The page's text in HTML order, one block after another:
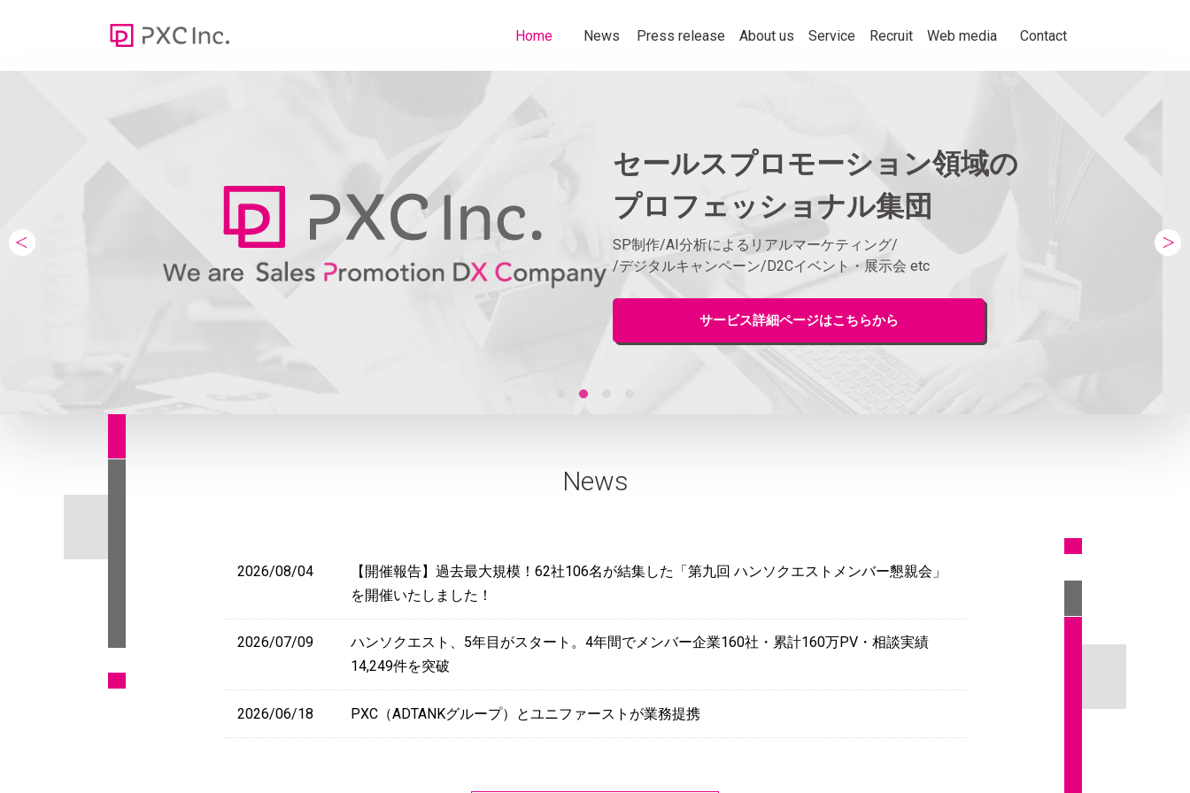
Home News Press release About us Service Recruit Web media
100社以上の加盟企業の＜商品・サービス
＞かあなたの企業にぴったりの販促ソリ
ューションをお探しいただけます！
詳しくはこちら
多様化する購買行動を捉え、人々の購買
意欲を刺激していくことをテーマに、セ
ールスプロモーション業界の情報、実績
を掲載します。
Contact
多様化する購買行動を捉え、人々の購買意欲を刺激して
いくことをテーマに、セールスプロモーション業界の情
報、実績を掲載しています。
セールスプロモーション領域の
プロフェッショナル集団
SP制作/AI分析によるリアルマーケティング/
/デジタルキャンペーン/D2Cイベント・展示会 etc
サービス詳細ページはこちらから
販売促進の「困った」を
プロに任せてサクッと解決！
ハンソクエスト
販売促進のスペシャリスト企業100社が貴方の販促課題を解決します
サービス詳細ページはこちらから
製品詳細ページはこちらから
News
2026/08/04
【開催報告】過去最大規模！62社106名が結集した「第九回 ハンソクエストメンバー懇親会」
を開催いたしました！
2026/07/09
ハンソクエスト、5年目がスタート。4年間でメンバー企業160社・累計160万PV・相談実績
14,249件を突破
2026/06/18 PXC（ADTANKグループ）とユニファーストが業務提携